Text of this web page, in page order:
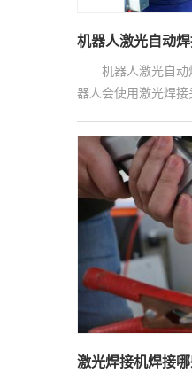
机器人激光自
器人会使用激光焊接
激光焊接机焊接